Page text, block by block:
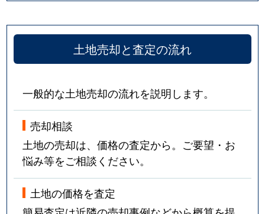
土地売却と査定の流れ
一般的な土地売却の流れを説明します。
売却相談
土地の売却は、価格の査定から。ご要望・お
悩み等をご相談ください。
土地の価格を査定